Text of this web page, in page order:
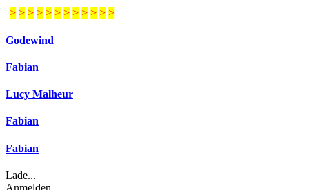
> > > > > > > > > > > >
Godewind
Fabian
Lucy Malheur
Fabian
Fabian
Lade...
Anmelden